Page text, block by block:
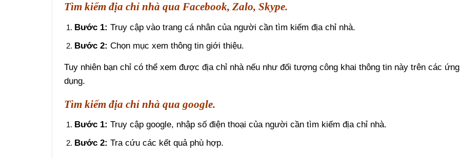
Tìm kiếm địa chỉ nhà qua Facebook, Zalo, Skype.
Bước 1: Truy cập vào trang cá nhân của người cần tìm kiếm địa chỉ nhà.
Bước 2: Chọn mục xem thông tin giới thiệu.
Tuy nhiên bạn chỉ có thể xem được địa chỉ nhà nếu như đối tượng công khai thông tin này trên các ứng
dụng.
Tìm kiếm địa chỉ nhà qua google.
Bước 1: Truy cập google, nhập số điện thoại của người cần tìm kiếm địa chỉ nhà.
Bước 2: Tra cứu các kết quả phù hợp.